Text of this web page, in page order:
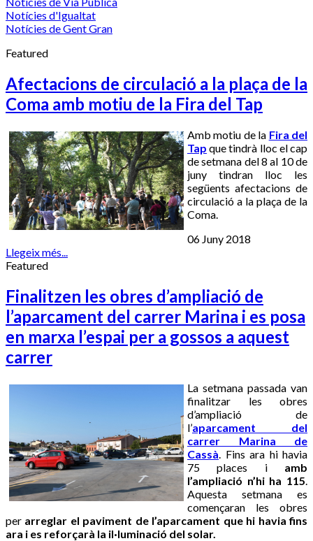
Notícies d'Igualtat
Notícies de Gent Gran
Featured
Afectacions de circulació a la plaça de la
Coma amb motiu de la Fira del Tap
Amb motiu de la Fira del
Tap que tindrà lloc el cap
de setmana del 8 al 10 de
juny tindran lloc les
següents afectacions de
circulació a la plaça de la
Coma.
06 Juny 2018
Llegeix més...
Featured
Finalitzen les obres d’ampliació de
l’aparcament del carrer Marina i es posa
en marxa l’espai per a gossos a aquest
carrer
La setmana passada van
finalitzar les obres
d’ampliació de
l’aparcament del
carrer Marina de
Cassà . Fins ara hi havia
75 places i amb
l’ampliació n’hi ha 115
Aquesta setmana es
començaran les obres
per arreglar el paviment de l’aparcament que hi havia fins
ara i es reforçarà la il·luminació del solar.